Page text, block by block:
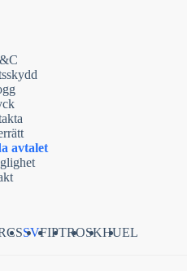
avtalet
CSSVFIPTROSKHUEL